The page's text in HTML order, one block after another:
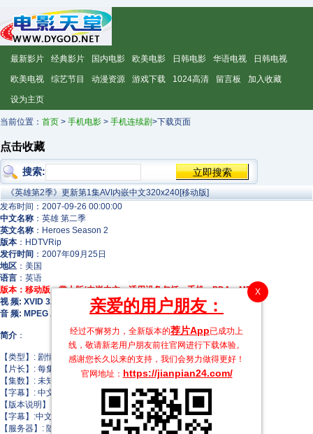
最新影片 经典影片 国内电影 欧美电影 日韩电影 华语电视 日韩电视
欧美电视 综艺节目 动漫资源 游戏下载 1024高清 留言板 加入收藏
设为主页
当前位置： 首页 > 手机电影 > 手机连续剧>下载页面
点击收藏
搜索:
X
亲爱的用户朋友：
经过不懈努力，全新版本的荐片App已成功上
线，敬请新老用户朋友前往官网进行下载体验。
感谢您长久以来的支持，我们会努力做得更好！
官网地址： https://jianpian24.com/
《英雄第2季》更新第1集AVI内嵌中文320x240[移动版]
发布时间：2007-09-26 00:00:00
中文名称 ：英雄 第二季
英文名称 ：Heroes Season 2
版本 ：HDTVRip
发行时间 ：2007年09月25日
地区 ：美国
语言 ：英语
版本：移动版、掌上版(内嵌中文，适用设备包括：手机、PDA、MP4等)
视 频: XVID 320x240 23.98fps 349Kbps [视 频 0]
音 频: MPEG Audio Layer 3 24000Hz 立体声 64Kbps [音 频 1]
简介 ：
【类型】: 剧情/科幻/动作/冒险
【片长】: 每集约60分钟
【集数】: 未知
【字幕】: 中文
【版本说明】:
【字幕】:中文字幕
【服务器】: 随机